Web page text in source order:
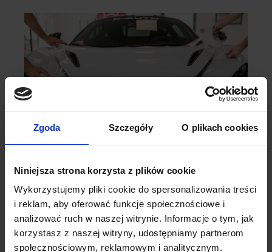
Zgoda Szczegóły O plikach cookies
Niniejsza strona korzysta z plików cookie
Wykorzystujemy pliki cookie do spersonalizowania treści
i reklam, aby oferować funkcje społecznościowe i
analizować ruch w naszej witrynie. Informacje o tym, jak
korzystasz z naszej witryny, udostępniamy partnerom
społecznościowym, reklamowym i analitycznym.